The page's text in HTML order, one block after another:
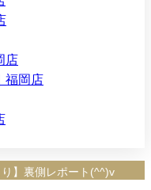
店
福岡店
り】裏側レポート(^^)v